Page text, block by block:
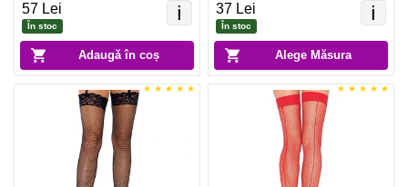
Adaugă în coș
ℹ️
57 Lei
În stoc
Alege Măsura
ℹ️
37 Lei
În stoc